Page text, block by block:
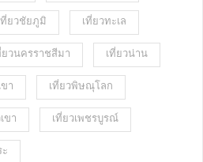
ที่ยวชัยภูมิ เที่ยวทะเล
ยวนครราชสีมา เที่ยวน่าน
า เที่ยวพิษณุโลก
ขา เที่ยวเพชรบูรณ์